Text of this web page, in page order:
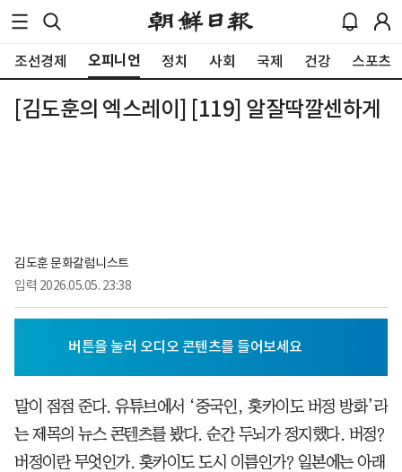
조선경제 오피니언 정치 사회 국제 건강 스포츠
[김도훈의 엑스레이] [119] 알잘딱깔센하게
김도훈 문화칼럼니스트
입력 2026.05.05. 23:38
말이 점점 준다. 유튜브에서 ‘중국인, 홋카이도 버정 방화’라
는 제목의 뉴스 콘텐츠를 봤다. 순간 두뇌가 정지했다. 버정?
버정이란 무엇인가. 홋카이도 도시 이름인가? 일본에는 아래